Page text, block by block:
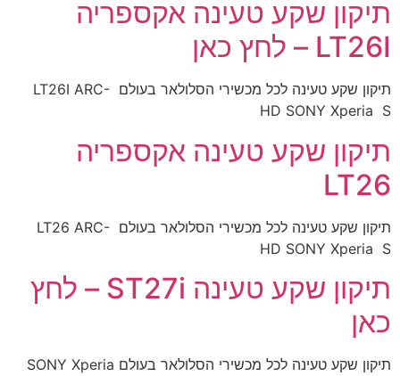
תיקון שקע טעינה אקספריה
LT26I – לחץ כאן
תיקון שקע טעינה לכל מכשירי הסלולאר בעולם LT26I ARC-
HD SONY Xperia S
תיקון שקע טעינה אקספריה
LT26
תיקון שקע טעינה לכל מכשירי הסלולאר בעולם LT26 ARC-
HD SONY Xperia S
תיקון שקע טעינה ST27i – לחץ
כאן
תיקון שקע טעינה לכל מכשירי הסלולאר בעולם SONY Xperia